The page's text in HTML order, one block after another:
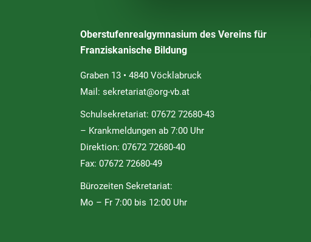
Oberstufenrealgymnasium des Vereins für
Franziskanische Bildung
Graben 13 • 4840 Vöcklabruck
Mail: sekretariat@org-vb.at
Schulsekretariat: 07672 72680-43
– Krankmeldungen ab 7:00 Uhr
Direktion: 07672 72680-40
Fax: 07672 72680-49
Bürozeiten Sekretariat:
Mo – Fr 7:00 bis 12:00 Uhr